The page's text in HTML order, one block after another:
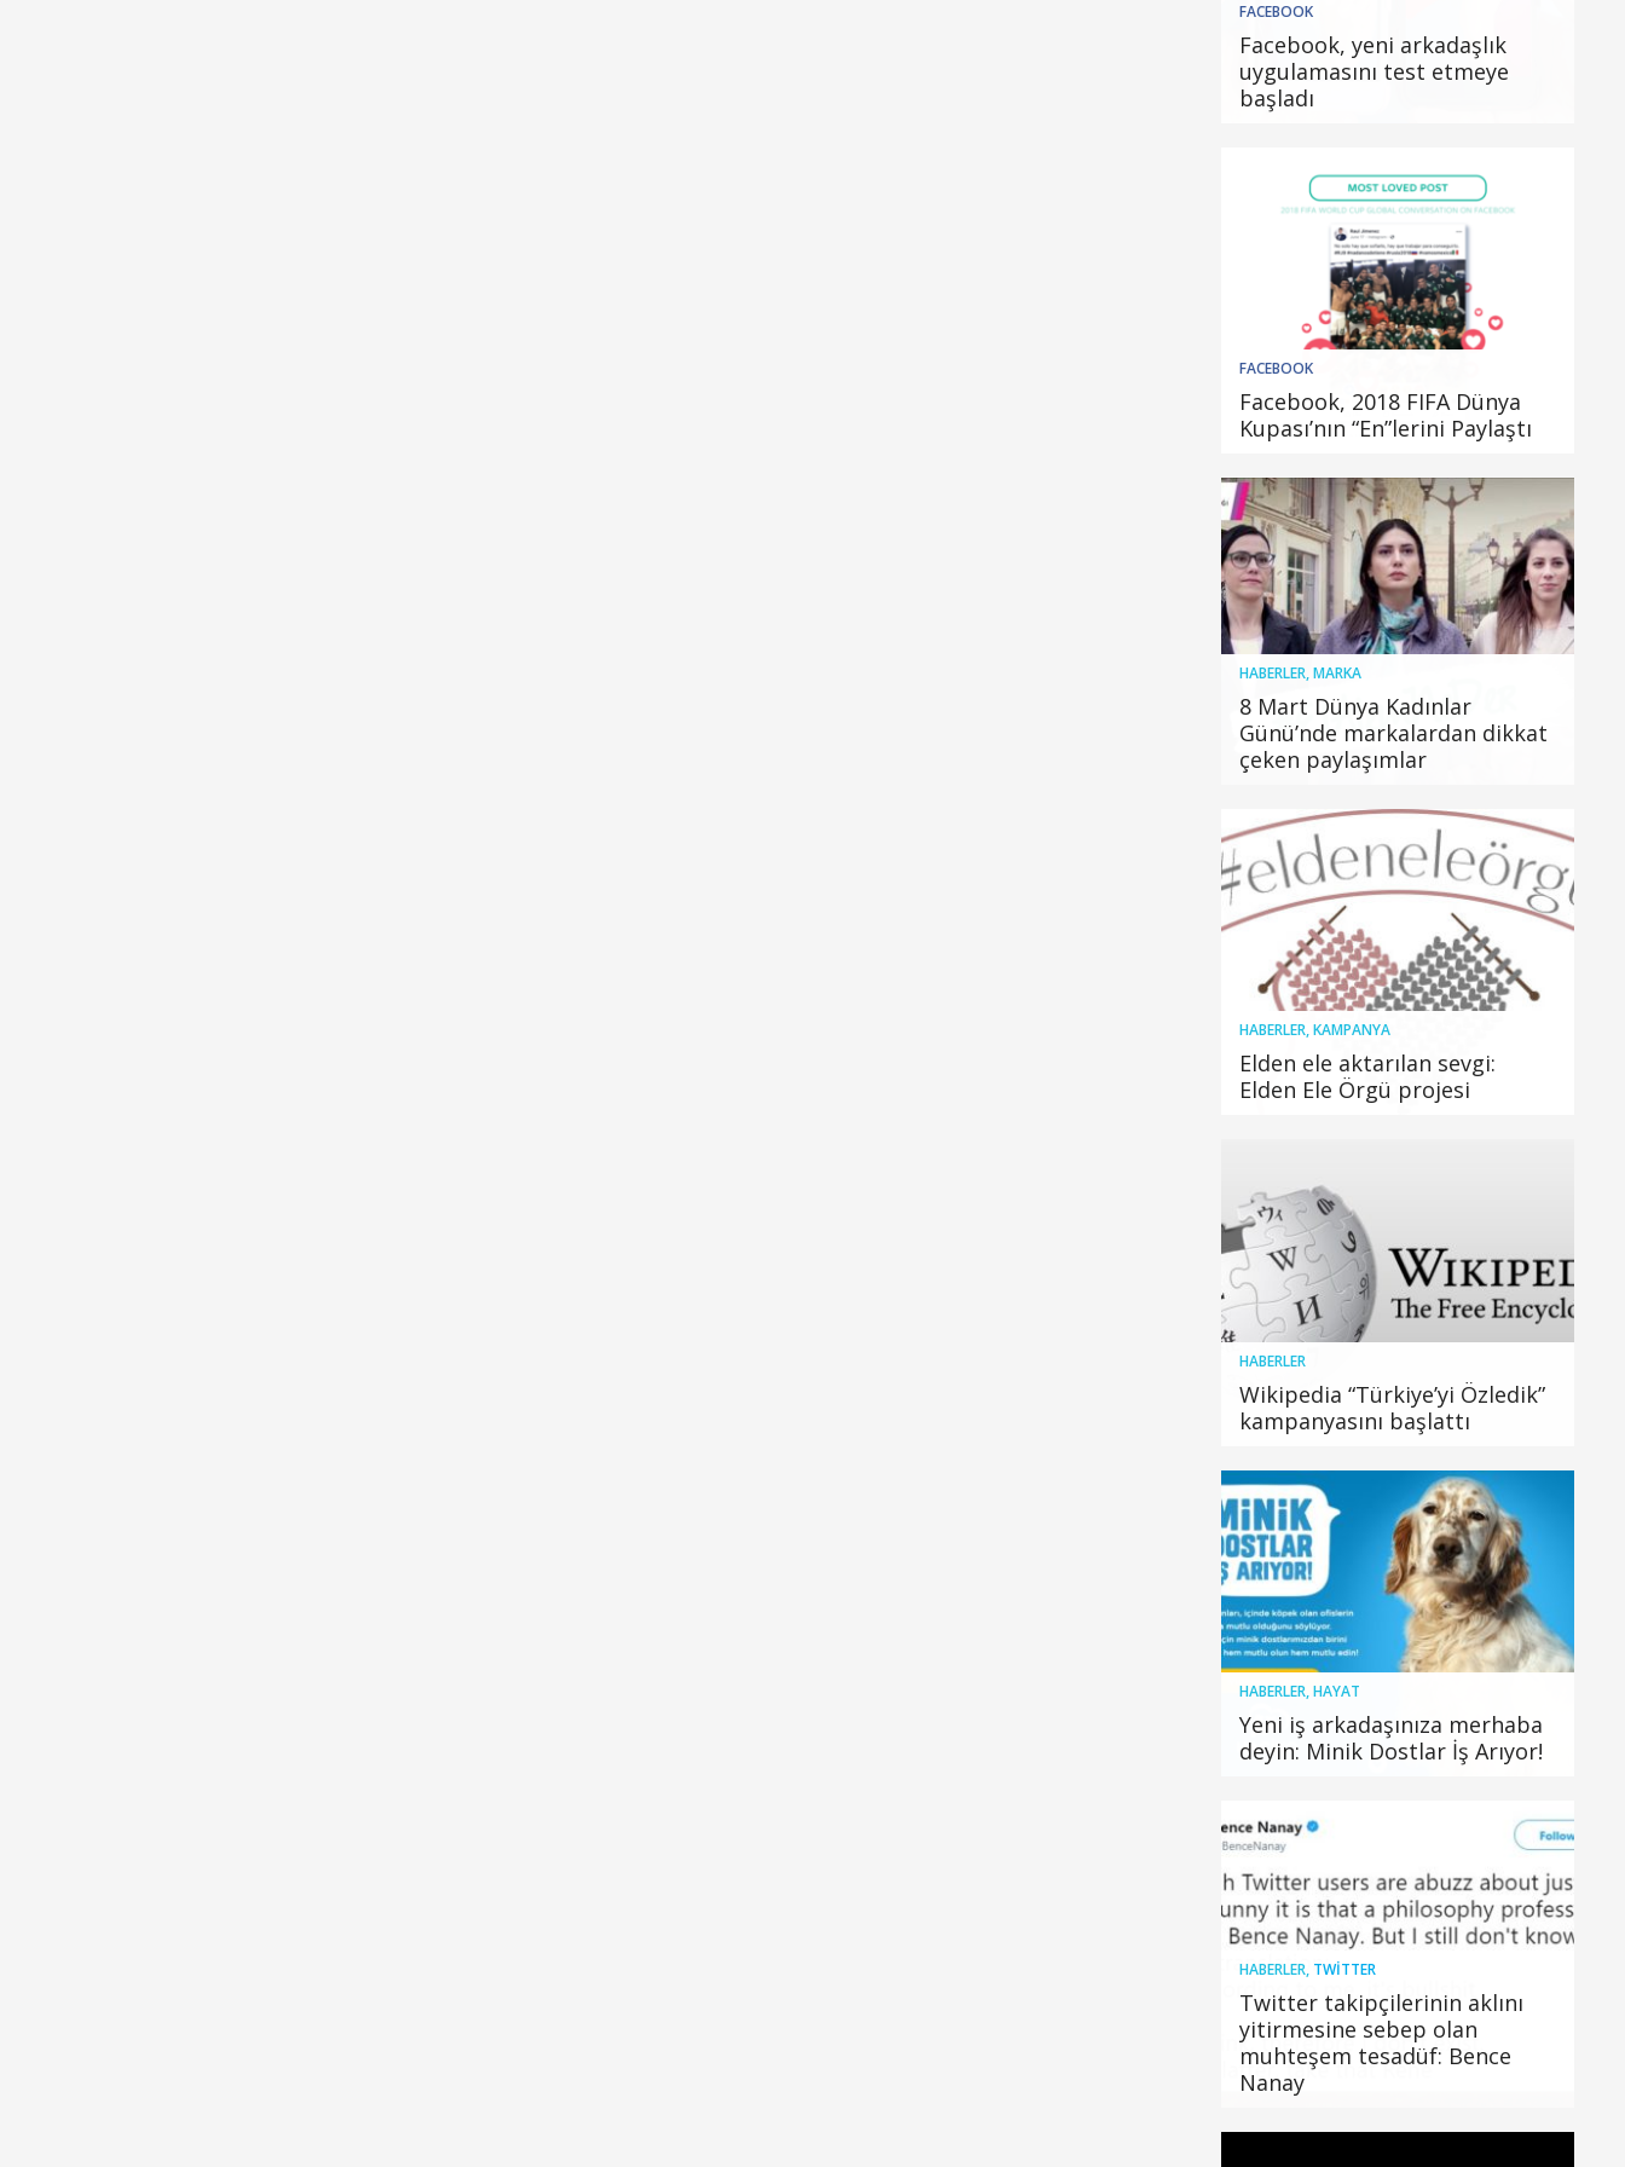
FACEBOOK
Facebook, yeni arkadaşlık
uygulamasını test etmeye
başladı
FACEBOOK
Facebook, 2018 FIFA Dünya
Kupası’nın “En”lerini Paylaştı
HABERLER,MARKA
8 Mart Dünya Kadınlar
Günü’nde markalardan dikkat
çeken paylaşımlar
HABERLER,KAMPANYA
Elden ele aktarılan sevgi:
Elden Ele Örgü projesi
HABERLER
Wikipedia “Türkiye’yi Özledik”
kampanyasını başlattı
HABERLER,HAYAT
Yeni iş arkadaşınıza merhaba
deyin: Minik Dostlar İş Arıyor!
HABERLER, TWITTER
Twitter takipçilerinin aklını
yitirmesine sebep olan
muhteşem tesadüf: Bence
Nanay